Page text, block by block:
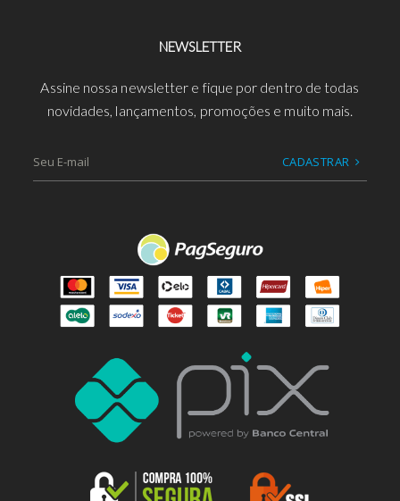
NEWSLETTER
Assine nossa newsletter e fique por dentro de todas
novidades, lançamentos, promoções e muito mais.
CADASTRAR